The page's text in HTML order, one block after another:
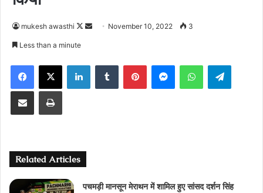
mukesh awasthi
Follow
Send November 10, 2022 3
Less than a minute
Facebook
X LinkedInTumblr PinterestMessengerWhatsApp
Share via Email Print
Related Articles
पचमड़ी मानसून मेराथन में शामिल हुए सांसद दर्शन सिंह